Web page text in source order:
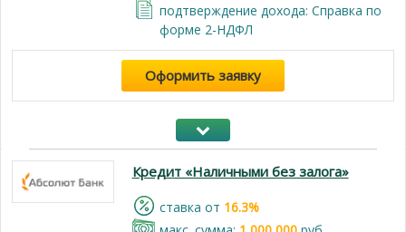
подтверждение дохода: Справка по
форме 2-НДФЛ
Оформить заявку
Кредит «Наличными без залога»
cтавка от 16.3%